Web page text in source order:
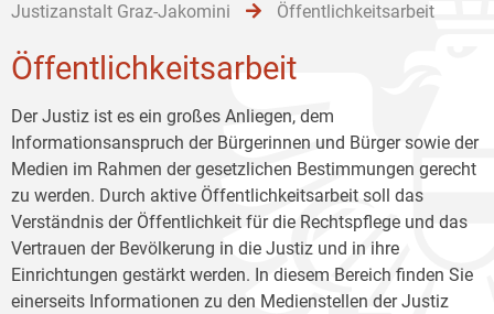
Justizanstalt Graz-Jakomini Öffentlichkeitsarbeit
Öffentlichkeitsarbeit
Der Justiz ist es ein großes Anliegen, dem
Informationsanspruch der Bürgerinnen und Bürger sowie der
Medien im Rahmen der gesetzlichen Bestimmungen gerecht
zu werden. Durch aktive Öffentlichkeitsarbeit soll das
Verständnis der Öffentlichkeit für die Rechtspflege und das
Vertrauen der Bevölkerung in die Justiz und in ihre
Einrichtungen gestärkt werden. In diesem Bereich finden Sie
einerseits Informationen zu den Medienstellen der Justiz